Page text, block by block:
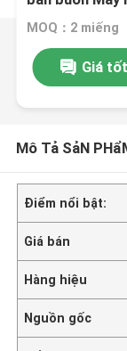
MOQ：2 miếng
Giá
Mô Tả SảN
Điểm nổi bật:
Giá bán
Hàng hiệu
Nguồn gốc